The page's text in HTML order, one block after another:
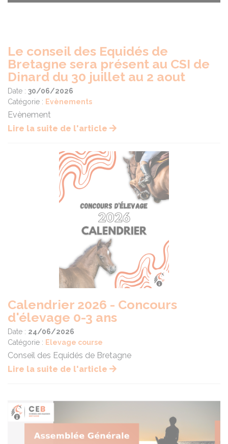
Le conseil des Equidés de
Bretagne sera présent au CSI de
Dinard du 30 juillet au 2 aout
Date : 30/06/2026
Catégorie : Evènements
Evènement
Lire la suite de l'article
Calendrier 2026 - Concours
d'élevage 0-3 ans
Date : 24/06/2026
Catégorie : Elevage course
Conseil des Equidés de Bretagne
Lire la suite de l'article